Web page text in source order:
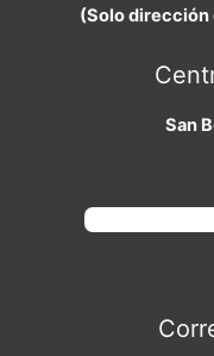
(Solo dirección
San